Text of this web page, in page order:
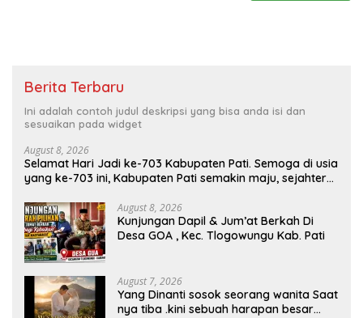
Berita Terbaru
Ini adalah contoh judul deskripsi yang bisa anda isi dan
sesuaikan pada widget
August 8, 2026
Selamat Hari Jadi ke-703 Kabupaten Pati. Semoga di usia
yang ke-703 ini, Kabupaten Pati semakin maju, sejahtera,
kesejahteraan bagi seluruh masyarakatnya. Semoga
sinergi dan kolaborasi yang telah terjalin semakin kuat
demi mewujudkan pembangunan yang berkelanjutan.
Dirgahayu Kabupaten Pati ke-703. Salam sedulur Pati
Selawase. Facebook
August 8, 2026
Kunjungan Dapil & Jum’at Berkah Di
Desa GOA , Kec. Tlogowungu Kab. Pati
August 7, 2026
Yang Dinanti sosok seorang wanita Saat
nya tiba .kini sebuah harapan besar